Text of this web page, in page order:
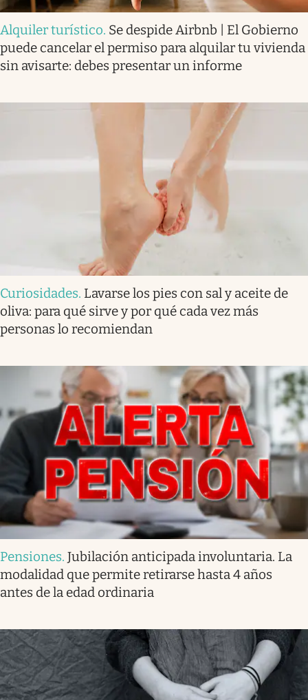
Alquiler turístico. Se despide Airbnb | El Gobierno
puede cancelar el permiso para alquilar tu vivienda
sin avisarte: debes presentar un informe
Curiosidades. Lavarse los pies con sal y aceite de
oliva: para qué sirve y por qué cada vez más
personas lo recomiendan
Pensiones. Jubilación anticipada involuntaria. La
modalidad que permite retirarse hasta 4 años
antes de la edad ordinaria